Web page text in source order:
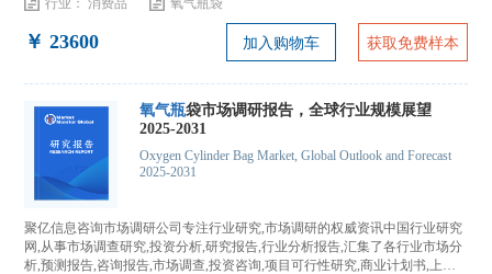
行业：消费品 氧气瓶袋
￥ 23600 加入购物车 获取免费样本
氧气瓶袋市场调研报告，全球行业规模展望
2025-2031
Oxygen Cylinder Bag Market, Global Outlook and Forecast
2025-2031
聚亿信息咨询市场调研公司专注行业研究,市场调研的权威资讯中国行业研究
网,从事市场调查研究,投资分析,研究报告,行业分析报告,汇集了各行业市场分
析,预测报告,咨询报告,市场调查,投资咨询,项目可行性研究,商业计划书,上市